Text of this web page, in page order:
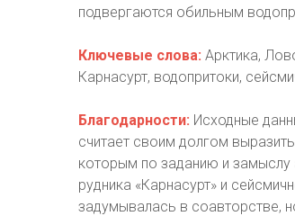
подвергаются обильным
Ключевые слова: Арктика,
Карнасурт, водопритоки,
Благодарности: Исходные
считает своим долгом
которым по заданию и
рудника «Карнасурт» и
задумывалась в соавторстве,